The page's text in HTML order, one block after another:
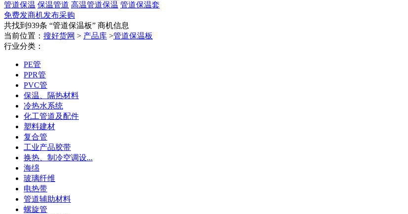
管道保温 保温管道 高温管道保温 管道保温套
免费发商机发布采购
共找到939条 “管道保温板” 商机信息
当前位置： 搜好货网 > 产品库 >管道保温板
行业分类：
PE管
PPR管
PVC管
保温、隔热材料
冷热水系统
化工管道及配件
塑料建材
复合管
工业产品胶带
换热、制冷空调设...
海绵
玻璃纤维
电热带
管道辅助材料
螺旋管